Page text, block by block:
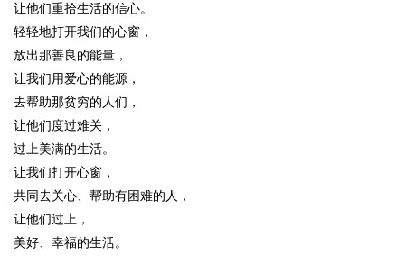
让他们重拾生活的信心。
轻轻地打开我们的心窗，
放出那善良的能量，
让我们用爱心的能源，
去帮助那贫穷的人们，
让他们度过难关，
过上美满的生活。
让我们打开心窗，
共同去关心、帮助有困难的人，
让他们过上，
美好、幸福的生活。